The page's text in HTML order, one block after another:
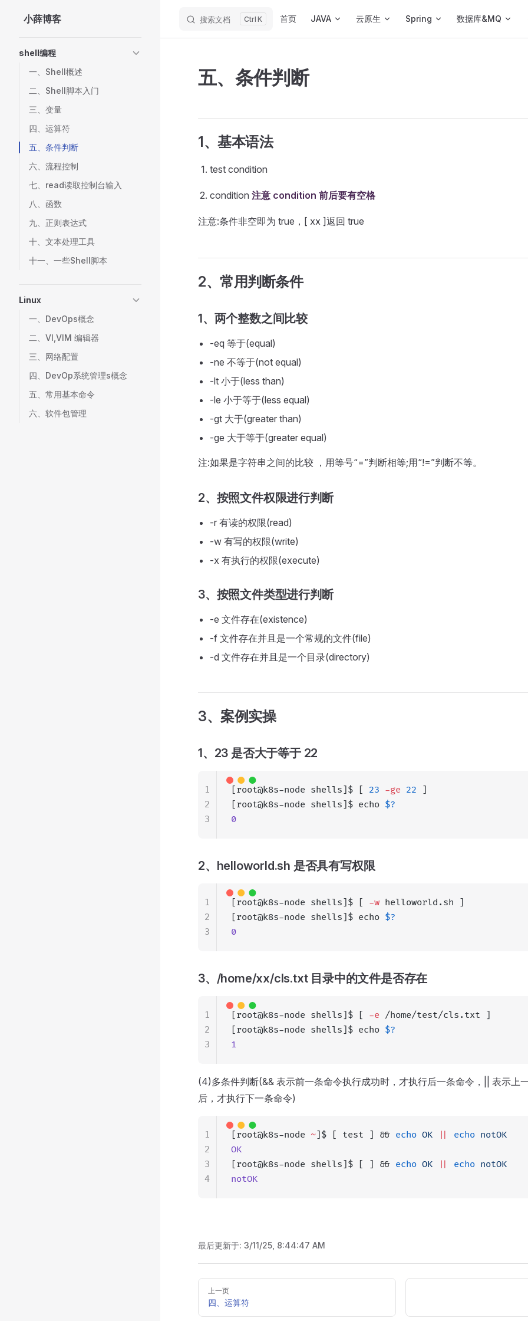
Skip to content
小薛博客 搜索文档 K 首页 JAVA 云原生 Spring 数据库&MQ
shell编程
一、Shell概述
二、Shell脚本入门
三、变量
四、运算符
五、条件判断
六、流程控制
七、read读取控制台输入
八、函数
九、正则表达式
十、文本处理工具
十一、一些Shell脚本
Linux
一、DevOps概念
二、VI,VIM 编辑器
三、网络配置
四、DevOp系统管理s概念
五、常用基本命令
六、软件包管理
五、条件判断
1、基本语法
test condition
condition 注意 condition 前后要有空格
注意:条件非空即为 true，[ xx ]返回 true
2、常用判断条件
1、两个整数之间比较
-eq 等于(equal)
-ne 不等于(not equal)
-lt 小于(less than)
-le 小于等于(less equal)
-gt 大于(greater than)
-ge 大于等于(greater equal)
注:如果是字符串之间的比较 ，用等号“=”判断相等;用“!=”判断不等。
2、按照文件权限进行判断
-r 有读的权限(read)
-w 有写的权限(write)
-x 有执行的权限(execute)
3、按照文件类型进行判断
-e 文件存在(existence)
-f 文件存在并且是一个常规的文件(file)
-d 文件存在并且是一个目录(directory)
3、案例实操
1、23 是否大于等于 22
[root@k8s-node shells]$ [ 23 -ge 22 ]
[root@k8s-node shells]$ echo $?
0
1
2
3
2、helloworld.sh 是否具有写权限
[root@k8s-node shells]$ [ -w helloworld.sh ]
[root@k8s-node shells]$ echo $?
0
1
2
3
3、/home/xx/cls.txt 目录中的文件是否存在
[root@k8s-node shells]$ [ -e /home/test/cls.txt ]
[root@k8s-node shells]$ echo $?
1
1
2
3
(4)多条件判断(&& 表示前一条命令执行成功时，才执行后一条命令，|| 表示上
后，才执行下一条命令)
[root@k8s-node ~]$ [ test ] && echo OK || echo notOK
OK
[root@k8s-node shells]$ [ ] && echo OK || echo notOK
notOK
1
2
3
4
最后更新于: 3/11/25, 8:44:47 AM
Pager
上一页
四、运算符